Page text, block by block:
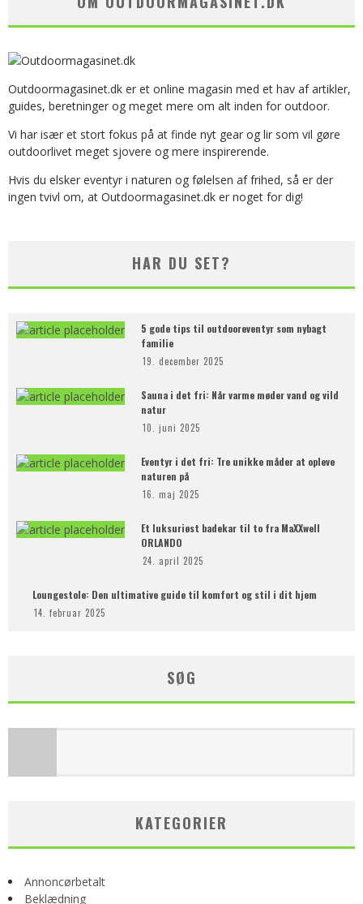
Outdoormagasinet.dk er et online magasin med et hav af artikler,
guides, beretninger og meget mere om alt inden for outdoor.
Vi har især et stort fokus på at finde nyt gear og lir som vil gøre
outdoorlivet meget sjovere og mere inspirerende.
Hvis du elsker eventyr i naturen og følelsen af frihed, så er der
ingen tvivl om, at Outdoormagasinet.dk er noget for dig!
HAR DU SET?
5 gode tips til outdooreventyr som nybagt
familie
19. december 2025
Sauna i det fri: Når varme møder vand og vild
natur
10. juni 2025
Eventyr i det fri: Tre unikke måder at opleve
naturen på
16. maj 2025
Et luksuriøst badekar til to fra MaXXwell
ORLANDO
24. april 2025
Loungestole: Den ultimative guide til komfort og stil i dit hjem
14. februar 2025
SØG
KATEGORIER
Annoncørbetalt
Beklædning